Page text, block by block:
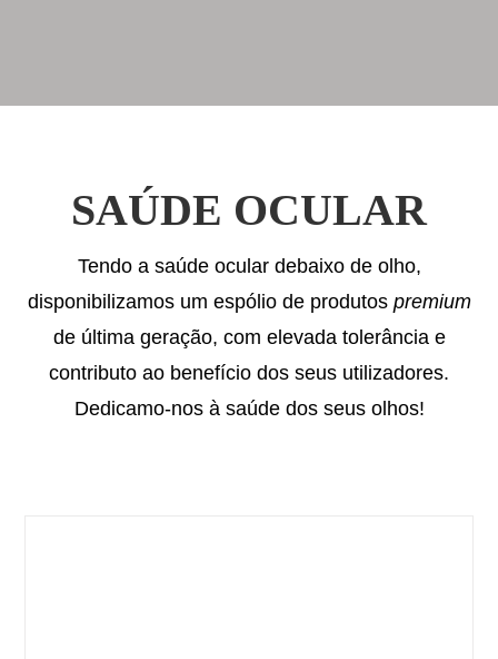
SAÚDE OCULAR
Tendo a saúde ocular debaixo de olho,
disponibilizamos um espólio de produtos premium
de última geração, com elevada tolerância e
contributo ao benefício dos seus utilizadores.
Dedicamo-nos à saúde dos seus olhos!